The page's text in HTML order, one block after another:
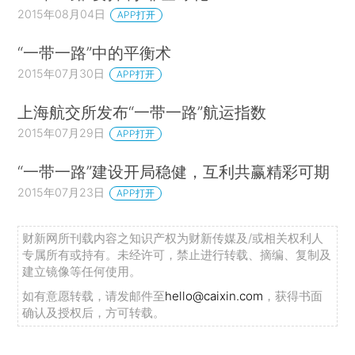
2015年08月04日 APP打开
“一带一路”中的平衡术
2015年07月30日 APP打开
上海航交所发布“一带一路”航运指数
2015年07月29日 APP打开
“一带一路”建设开局稳健，互利共赢精彩可期
2015年07月23日 APP打开
财新网所刊载内容之知识产权为财新传媒及/或相关权利人
专属所有或持有。未经许可，禁止进行转载、摘编、复制及
建立镜像等任何使用。
如有意愿转载，请发邮件至hello@caixin.com ，获得书面
确认及授权后，方可转载。